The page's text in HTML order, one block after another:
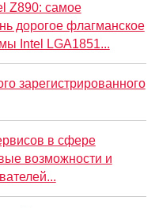
Z890: самое
дорогое флагманское
Intel LGA1851...
зарегистрированного
в сфере
возможности и